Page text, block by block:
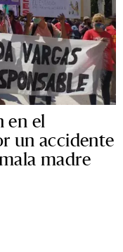
en el
un accidente
madre